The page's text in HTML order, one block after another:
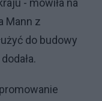
- mówiła na
Mann z
do budowy